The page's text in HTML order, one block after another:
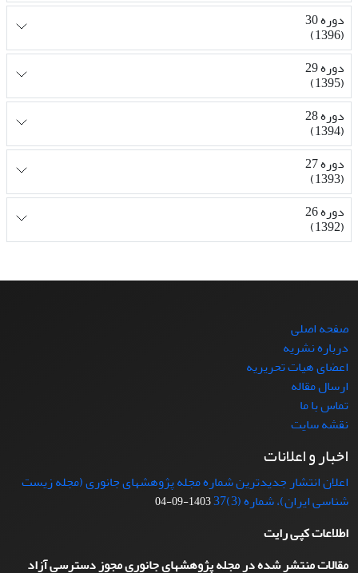
دوره 30
(1396)
دوره 29
(1395)
دوره 28
(1394)
دوره 27
(1393)
دوره 26
(1392)
صفحه اصلی
درباره نشریه
اعضای هیات تحریریه
ارسال مقاله
تماس با ما
نقشه سایت
اخبار و اعلانات
اعلان انتشار جدیدترین شماره مجله پژوهشهای جانوری (مجله زیست
شناسی ایران)، شماره (3)37
1403-09-04
اطلاعات کپی رایت
مقالات منتشر شده در مجله پژوهشهای جانوری مجوز دسترسی آزاد